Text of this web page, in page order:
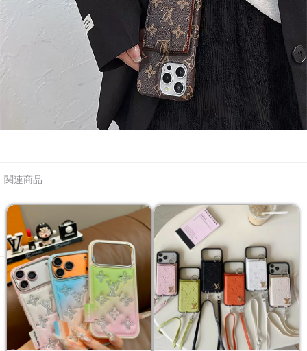
関連商品